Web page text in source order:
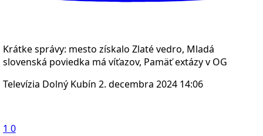
Krátke správy: mesto získalo Zlaté vedro, Mladá
slovenská poviedka má víťazov, Pamäť extázy v OG
Televízia Dolný Kubín 2. decembra 2024 14:06
1 0